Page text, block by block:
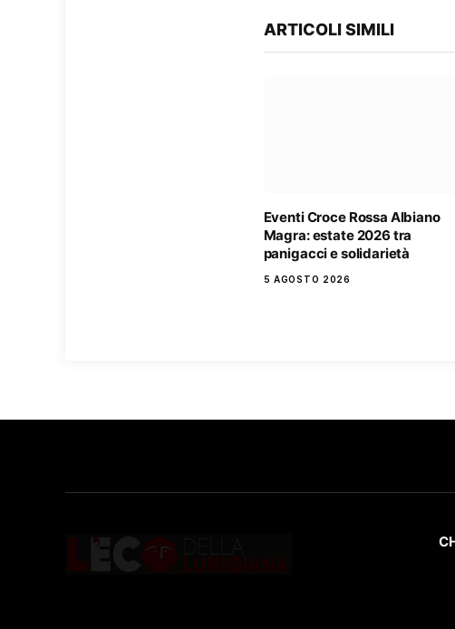
ARTICOLI SIMILI
Eventi Croce Rossa Albiano
Magra: estate 2026 tra
panigacci e solidarietà
5 AGOSTO 2026